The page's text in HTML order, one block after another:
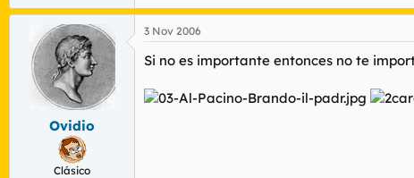
a
Ovidio
Clásico
3 Nov 2006
Si no es importante entonces no te